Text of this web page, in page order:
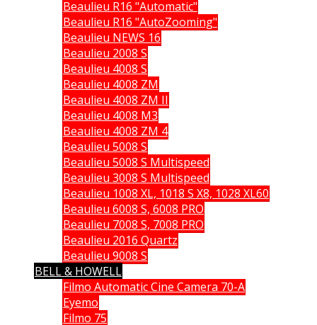
Beaulieu R16 "Automatic"
Beaulieu R16 "AutoZooming"
Beaulieu NEWS 16
Beaulieu 2008 S
Beaulieu 4008 S
Beaulieu 4008 ZM
Beaulieu 4008 ZM II
Beaulieu 4008 M3
Beaulieu 4008 ZM 4
Beaulieu 5008 S
Beaulieu 5008 S Multispeed
Beaulieu 3008 S Multispeed
Beaulieu 1008 XL, 1018 S X8, 1028 XL60
Beaulieu 6008 S, 6008 PRO
Beaulieu 7008 S, 7008 PRO
Beaulieu 2016 Quartz
Beaulieu 9008 S
BELL & HOWELL
Filmo Automatic Cine Camera 70-A
Eyemo
Filmo 75